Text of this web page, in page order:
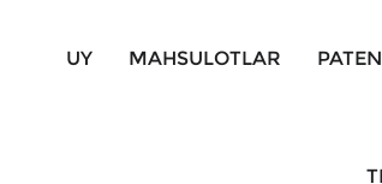
UY MAHSULOTLAR